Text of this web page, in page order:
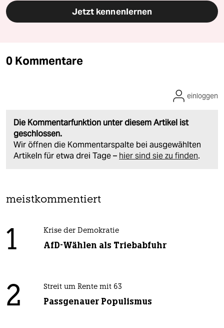
Jetzt kennenlernen
0 Kommentare
Die Kommentarfunktion unter diesem Artikel ist
geschlossen.
Wir öffnen die Kommentarspalte bei ausgewählten
Artikeln für etwa drei Tage – hier sind sie zu finden.
einloggen
meistkommentiert
1 Krise der Demokratie
AfD-Wählen als Triebabfuhr
2 Streit um Rente mit 63
Passgenauer Populismus